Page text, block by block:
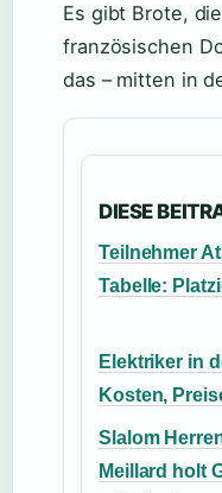
Es gibt Brote,
französischen
das – mitten in
DIESE
Teilnehmer
Tabelle:
Elektriker in
Kosten,
Slalom
Meillard holt